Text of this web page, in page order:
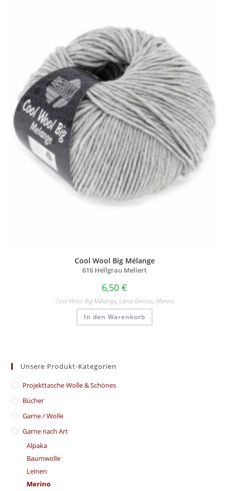
Cool Wool Big Mélange
616 Hellgrau Meliert
6,50 €
Cool Wool Big Mélange, Lana Grossa, Merino
In den Warenkorb
Unsere Produkt-Kategorien
​Projekttasche Wolle & Schönes
Bücher
Garne / Wolle
Garne nach Art
Alpaka
Baumwolle
Leinen
Merino